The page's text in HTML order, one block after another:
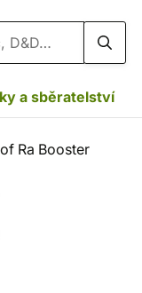
a sběratelství
Ra Booster